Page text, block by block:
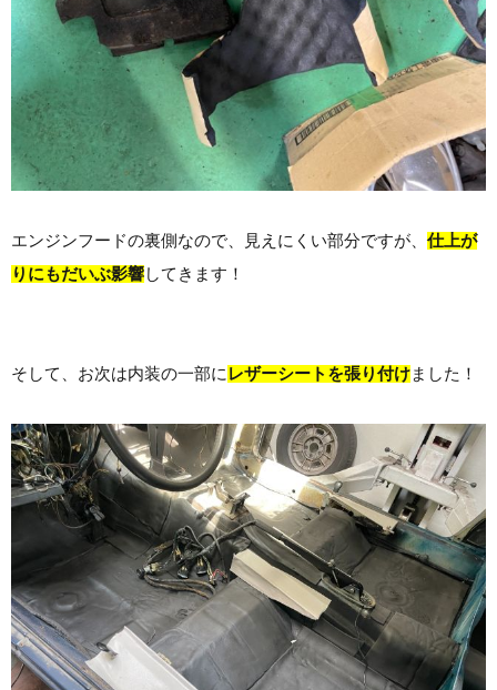
エンジンフードの裏側なので、見えにくい部分ですが、 仕上が
りにもだいぶ影響してきます！
そして、お次は内装の一部に レザーシートを張り付けました！